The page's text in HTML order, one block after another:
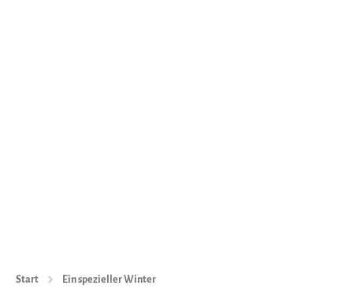
Start Ein spezieller Winter